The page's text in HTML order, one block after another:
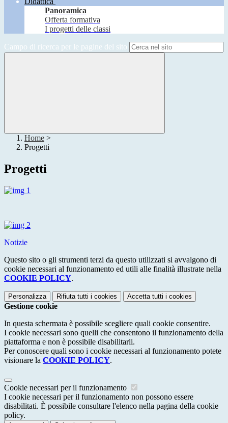
Panoramica
Offerta formativa
I progetti delle classi
Campo di ricerca per le pagine del sito
Home >
Progetti
Progetti
Notizie
Questo sito o gli strumenti terzi da questo utilizzati si avvalgono di
cookie necessari al funzionamento ed utili alle finalità illustrate nella
COOKIE POLICY.
Personalizza Rifiuta tutti i cookies Accetta tutti i cookies
Gestione cookie
In questa schermata è possibile scegliere quali cookie consentire.
I cookie necessari sono quelli che consentono il funzionamento della
piattaforma e non è possibile disabilitarli.
Per conoscere quali sono i cookie necessari al funzionamento potete
visionare la COOKIE POLICY.
Cookie necessari per il funzionamento
I cookie necessari per il funzionamento non possono essere
disabilitati. È possibile consultare l'elenco nella pagina della cookie
policy.